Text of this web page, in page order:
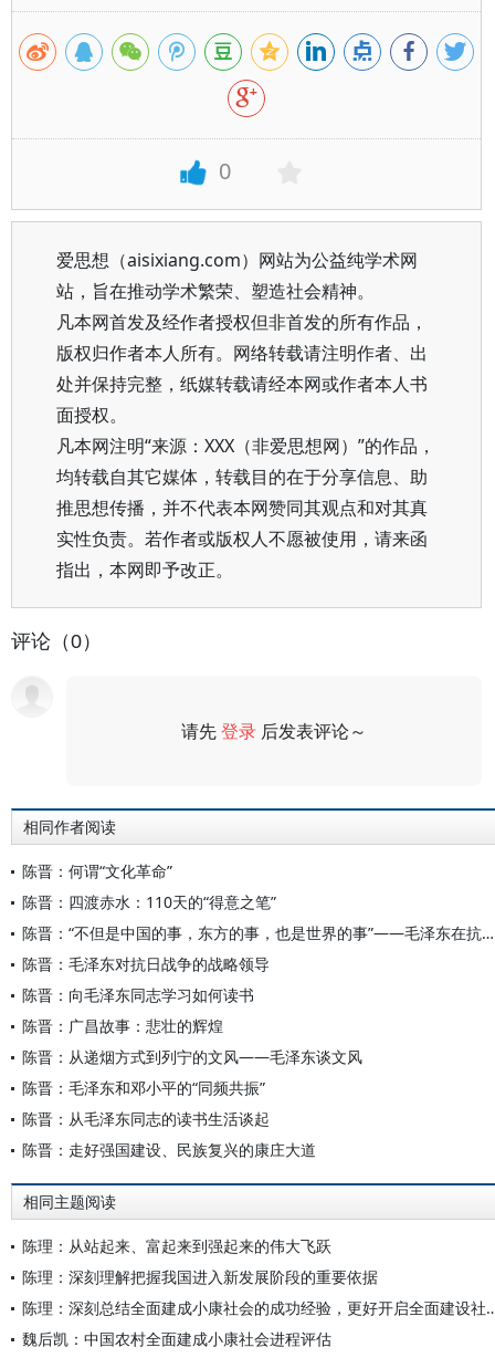
0
爱思想（aisixiang.com）网站为公益纯学术网
站，旨在推动学术繁荣、塑造社会精神。
凡本网首发及经作者授权但非首发的所有作品，
版权归作者本人所有。网络转载请注明作者、出
处并保持完整，纸媒转载请经本网或作者本人书
面授权。
凡本网注明“来源：XXX（非爱思想网）”的作品，
均转载自其它媒体，转载目的在于分享信息、助
推思想传播，并不代表本网赞同其观点和对其真
实性负责。若作者或版权人不愿被使用，请来函
指出，本网即予改正。
评论（0）
请先登录 后发表评论～
相同作者阅读
陈晋：何谓“文化革命”
陈晋：四渡赤水：110天的“得意之笔”
陈晋：“不但是中国的事，东方的事，也是世界的事”——毛泽东在抗日战争中的国际战略视野
陈晋：毛泽东对抗日战争的战略领导
陈晋：向毛泽东同志学习如何读书
陈晋：广昌故事：悲壮的辉煌
陈晋：从递烟方式到列宁的文风——毛泽东谈文风
陈晋：毛泽东和邓小平的“同频共振”
陈晋：从毛泽东同志的读书生活谈起
陈晋：走好强国建设、民族复兴的康庄大道
相同主题阅读
陈理：从站起来、富起来到强起来的伟大飞跃
陈理：深刻理解把握我国进入新发展阶段的重要依据
陈理：深刻总结全面建成小康社会的
魏后凯：中国农村全面建成小康社会进程评估